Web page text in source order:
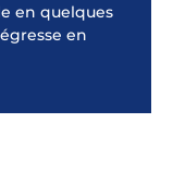
en quelques
en